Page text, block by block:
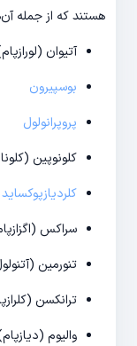
هستند که از جمله
آتیوان
بوسپیرون
پروپرانولول
کلونوپین
کلردیازپوکساید
سراکس
تنورمین
ترانکسن
والیوم